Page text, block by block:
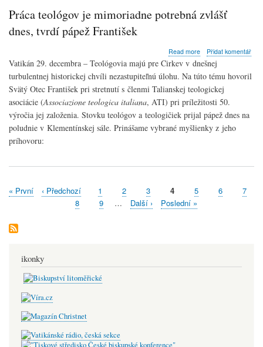
Práca teológov je mimoriadne potrebná zvlášť
dnes, tvrdí pápež František
Read moreabout
Práca
teológov
je
mimoriadne
potrebná
zvlášť
dnes,
tvrdí
Přidat komentář
Vatikán 29. decembra – Teológovia majú pre Cirkev v dnešnej
turbulentnej historickej chvíli nezastupiteľnú úlohu. Na túto tému hovoril
Svätý Otec František pri stretnutí s členmi Talianskej teologickej
asociácie (Associazione teologica italiana, ATI) pri príležitosti 50.
výročia jej založenia. Stovku teológov a teologičiek prijal pápež dnes na
poludnie v Klementínskej sále. Prinášame vybrané myšlienky z jeho
príhovoru:
Pagination
First
« První
Předchozí
‹ Předchozí Stránka
1 Stránka
2 Stránka
3
Aktuální
stránka
4 Stránka
5 Stránka
6
7
Stránka
8 Stránka
9 …
Následující
Další ›
Poslední
Poslední »
ikonky